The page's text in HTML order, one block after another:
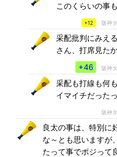
このくらいの事
+12 阪神
采配批判にみえ
さん、打席見た
+46
阪神
采配も打線も何
イマイチだった
阪神
良太の事は、特別に
な～とも思いますが
たって事でポジっ